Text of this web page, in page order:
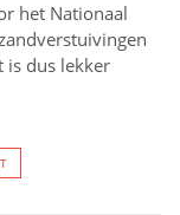
het Nationaal
is dus lekker